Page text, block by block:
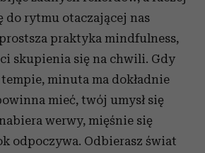
do rytmu otaczającej nas
praktyka mindfulness,
skupienia się na chwili. Gdy
minuta ma dokładnie
mieć, twój umysł się
werwy, mięśnie się
odpoczywa. Odbierasz świat